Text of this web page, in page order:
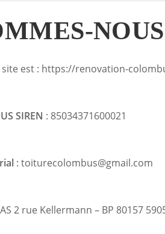
site est : https://renovation-
SIREN : 85034371600021
: toiturecolombus@gmail.com
2 rue Kellermann – BP 80157